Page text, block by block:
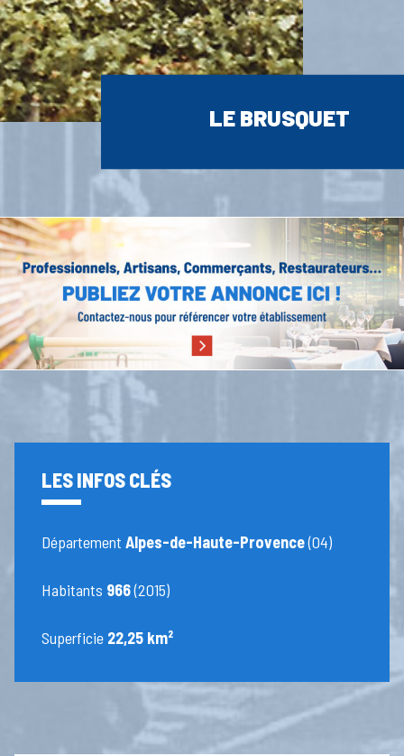
LE BRUSQUET
LES INFOS CLÉS
DépartementAlpes-de-Haute-Provence(04)
Habitants 966(2015)
Superficie 22,25 km²